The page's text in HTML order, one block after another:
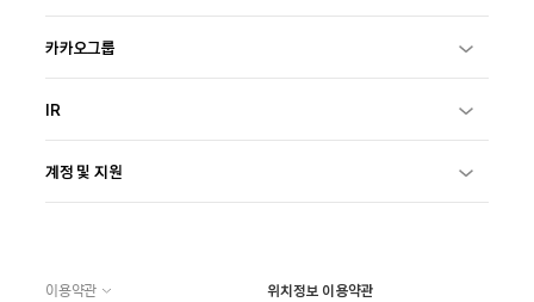
카카오그룹
IR
계정 및 지원
이용약관 위치정보 이용약관